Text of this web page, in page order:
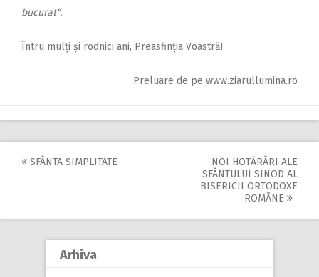
bucurat“.
Întru mulți și rodnici ani, Preasfinția Voastră!
Preluare de pe www.ziarullumina.ro
SFÂNTA SIMPLITATE
NOI HOTĂRÂRI ALE
SFÂNTULUI SINOD AL
BISERICII ORTODOXE
ROMÂNE
Arhiva